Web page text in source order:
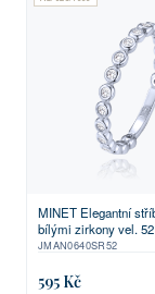
MINET Elegantní
bílými zirkony vel. 52
JMAN0640SR52
595 Kč